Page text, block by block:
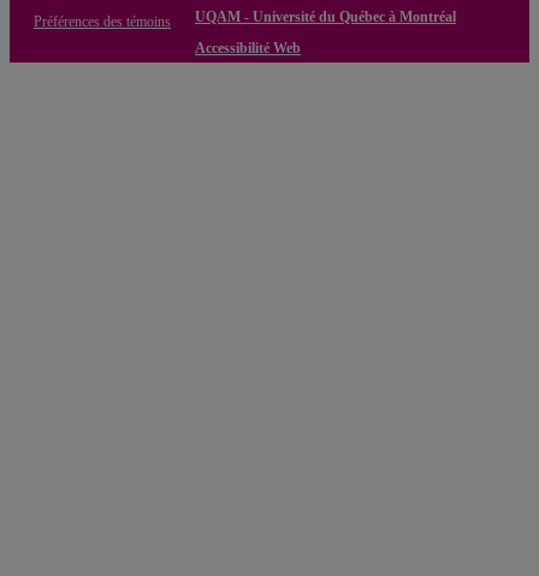
Préférences des témoins
UQAM - Université du Québec à Montréal
Accessibilité Web